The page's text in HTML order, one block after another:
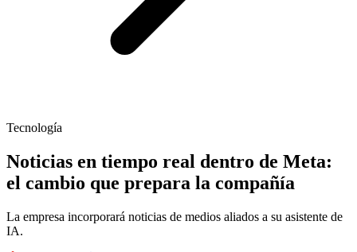
Tecnología
Noticias en tiempo real dentro de Meta:
el cambio que prepara la compañía
La empresa incorporará noticias de medios aliados a su asistente de
IA.